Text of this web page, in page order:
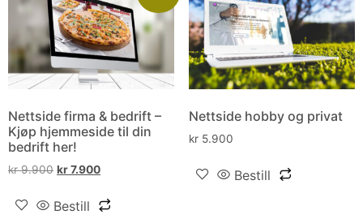
Nettside firma & bedrift –
Kjøp hjemmeside til din
bedrift her!
kr9.900 kr7.900
Bestill
Nettside hobby og privat
kr5.900
Bestill